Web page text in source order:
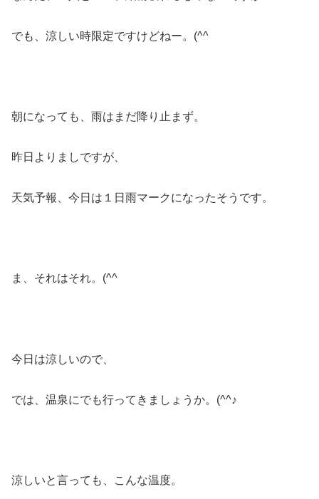
でも、涼しい時限定ですけどねー。(^^ゞ
朝になっても、雨はまだ降り止まず。
昨日よりましですが、
天気予報、今日は１日雨マークになったそうです。
ま、それはそれ。(^^ゞ
今日は涼しいので、
では、温泉にでも行ってきましょうか。(^^♪
涼しいと言っても、こんな温度。